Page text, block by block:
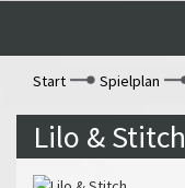
Start
Spielplan
Lilo & Stitch